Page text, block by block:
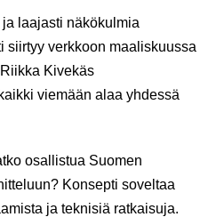
laajasti näkökulmia
siirtyy verkkoon maaliskuussa
Kivekäs
viemään alaa yhdessä
osallistua Suomen
Konsepti soveltaa
ja teknisiä ratkaisuja.